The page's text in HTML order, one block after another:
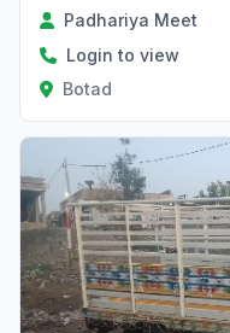
Padhariya Meet
Login to view
Botad